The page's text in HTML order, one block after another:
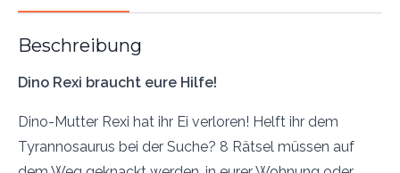
Beschreibung
Dino Rexi braucht eure Hilfe!
Dino-Mutter Rexi hat ihr Ei verloren! Helft ihr dem
Tyrannosaurus bei der Suche? 8 Rätsel müssen auf